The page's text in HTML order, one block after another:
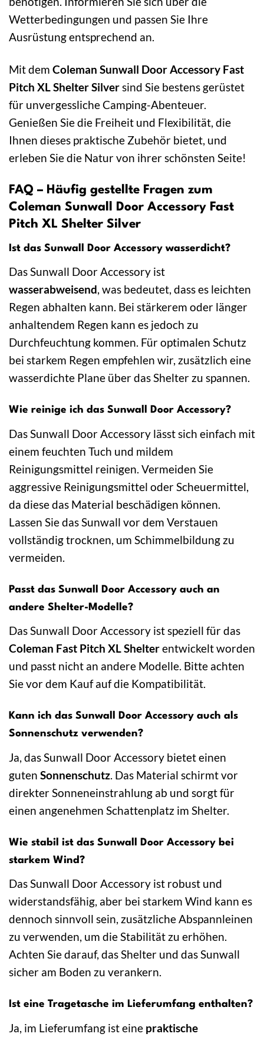
Wetterbedingungen und passen Sie Ihre
Ausrüstung entsprechend an.
Mit dem Coleman Sunwall Door Accessory Fast
Pitch XL Shelter Silversind Sie bestens gerüstet
für unvergessliche Camping-Abenteuer.
Genießen Sie die Freiheit und Flexibilität, die
Ihnen dieses praktische Zubehör bietet, und
erleben Sie die Natur von ihrer schönsten Seite!
FAQ – Häufig gestellte Fragen zum
Coleman Sunwall Door Accessory Fast
Pitch XL Shelter Silver
Ist das Sunwall Door Accessory wasserdicht?
Das Sunwall Door Accessory ist
wasserabweisend, was bedeutet, dass es leichten
Regen abhalten kann. Bei stärkerem oder länger
anhaltendem Regen kann es jedoch zu
Durchfeuchtung kommen. Für optimalen Schutz
bei starkem Regen empfehlen wir, zusätzlich eine
wasserdichte Plane über das Shelter zu spannen.
Wie reinige ich das Sunwall Door Accessory?
Das Sunwall Door Accessory lässt sich einfach mit
einem feuchten Tuch und mildem
Reinigungsmittel reinigen. Vermeiden Sie
aggressive Reinigungsmittel oder Scheuermittel,
da diese das Material beschädigen können.
Lassen Sie das Sunwall vor dem Verstauen
vollständig trocknen, um Schimmelbildung zu
vermeiden.
Passt das Sunwall Door Accessory auch an
andere Shelter-Modelle?
Das Sunwall Door Accessory ist speziell für das
Coleman Fast Pitch XL Shelterentwickelt worden
und passt nicht an andere Modelle. Bitte achten
Sie vor dem Kauf auf die Kompatibilität.
Kann ich das Sunwall Door Accessory auch als
Sonnenschutz verwenden?
Ja, das Sunwall Door Accessory bietet einen
guten Sonnenschutz. Das Material schirmt vor
direkter Sonneneinstrahlung ab und sorgt für
einen angenehmen Schattenplatz im Shelter.
Wie stabil ist das Sunwall Door Accessory bei
starkem Wind?
Das Sunwall Door Accessory ist robust und
widerstandsfähig, aber bei starkem Wind kann es
dennoch sinnvoll sein, zusätzliche Abspannleinen
zu verwenden, um die Stabilität zu erhöhen.
Achten Sie darauf, das Shelter und das Sunwall
sicher am Boden zu verankern.
Ist eine Tragetasche im Lieferumfang enthalten?
Ja, im Lieferumfang ist eine praktische